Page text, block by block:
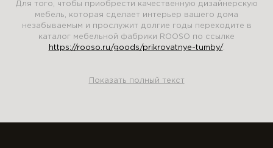
Для того, чтобы приобрести качественную дизайнерскую
мебель, которая сделает интерьер вашего дома
незабываемым и прослужит долгие годы переходите в
каталог мебельной фабрики ROOSO по ссылке
https://rooso.ru/goods/prikrovatnye-tumby/
Показать полный текст